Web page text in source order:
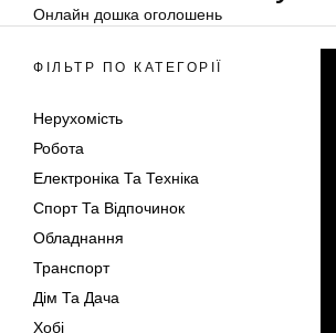
Онлайн дошка оголошень
ФІЛЬТР ПО КАТЕГОРІЇ
Нерухомість
Робота
Електроніка Та Техніка
Спорт Та Відпочинок
Обладнання
Транспорт
Дім Та Дача
Хобі